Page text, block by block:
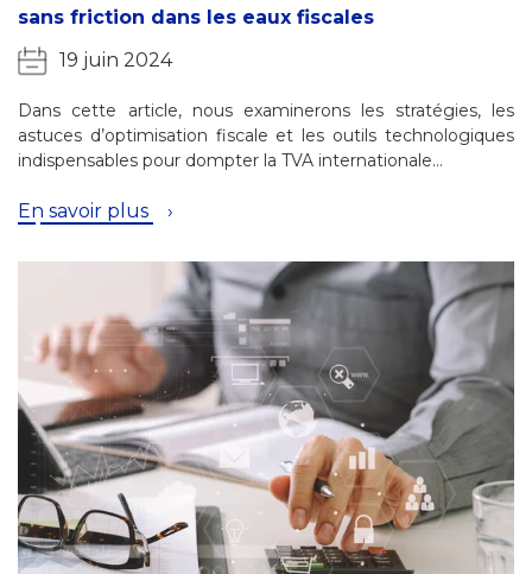
sans friction dans les eaux fiscales
19 juin 2024
Dans cette article, nous examinerons les stratégies, les
astuces d’optimisation fiscale et les outils technologiques
indispensables pour dompter la TVA internationale…
En savoir plus